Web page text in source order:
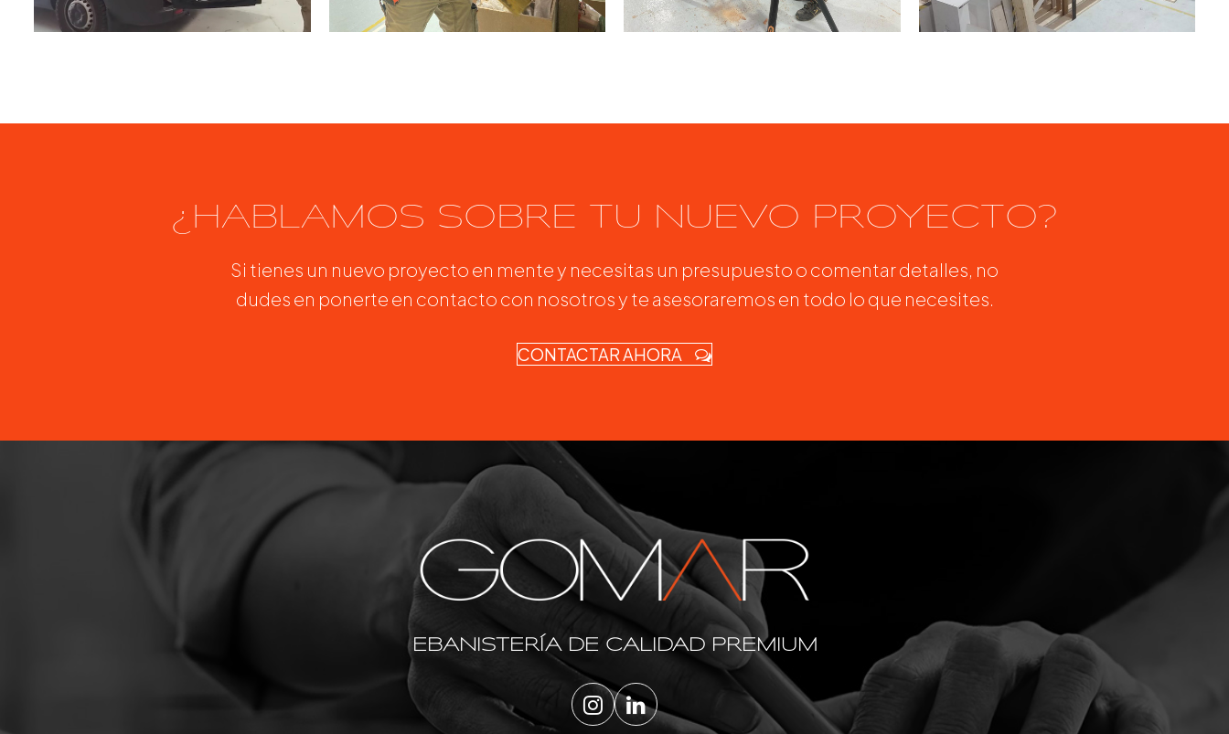
¿HABLAMOS SOBRE TU NUEVO PROYECTO?
Si tienes un nuevo proyecto en mente y necesitas un presupuesto o comentar detalles, no
dudes en ponerte en contacto con nosotros y te asesoraremos en todo lo que necesites.
CONTACTAR AHORA
EBANISTERÍA DE CALIDAD PREMIUM
Instagram
LinkedIn